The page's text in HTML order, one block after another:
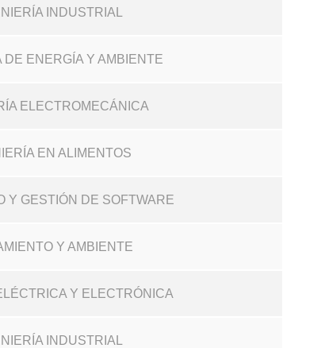
INDUSTRIAL
DE ENERGÍA Y AMBIENTE
ELECTROMECÁNICA
EN ALIMENTOS
Y GESTIÓN DE SOFTWARE
Y AMBIENTE
Y ELECTRÓNICA
INDUSTRIAL